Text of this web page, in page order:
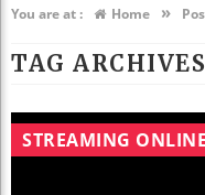
You are at : Home »
TAG
STREAMING ONLINE